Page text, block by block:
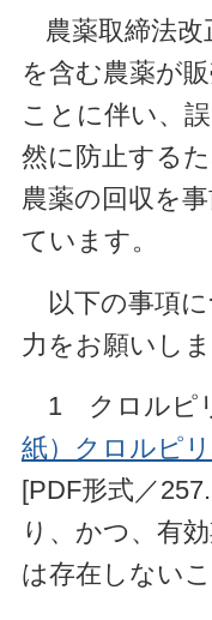
農薬取締法
を含む農薬が
ことに伴い、
然に防止する
農薬の回収を
ています。
以下の事項に
力をお願いしま
1 クロルピ
紙）クロルピ
[PDF形式／
り、かつ、有
は存在しないこ